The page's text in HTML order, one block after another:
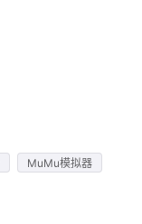
MuMu模拟器